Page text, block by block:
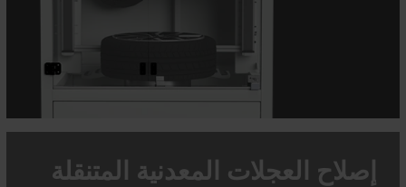
إصلاح العجلات المعدنية المتنقلة